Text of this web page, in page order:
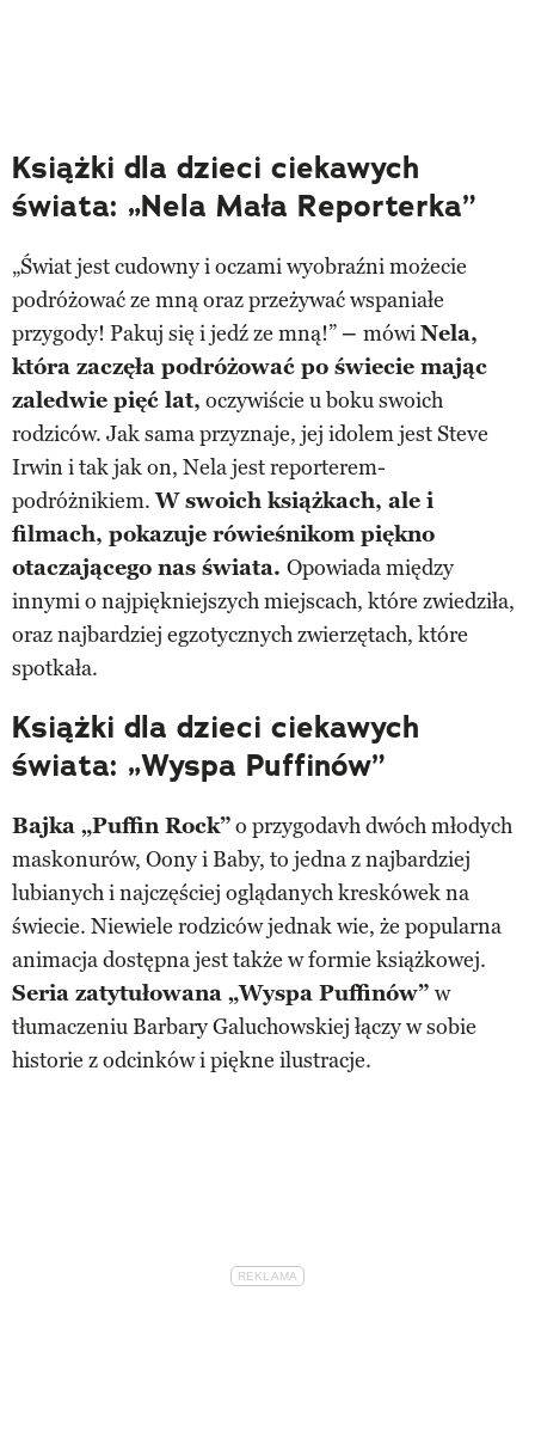
Książki dla dzieci ciekawych
świata: „Nela Mała Reporterka”
„Świat jest cudowny i oczami wyobraźni możecie
podróżować ze mną oraz przeżywać wspaniałe
przygody! Pakuj się i jedź ze mną!” – mówiNela,
która zaczęła podróżować po świecie mając
zaledwie pięć lat, oczywiście u boku swoich
rodziców. Jak sama przyznaje, jej idolem jest Steve
Irwin i tak jak on, Nela jest reporterem-
podróżnikiem.W swoich książkach, ale i
filmach, pokazuje rówieśnikom piękno
otaczającego nas świata. Opowiada między
innymi o najpiękniejszych miejscach, które zwiedziła,
oraz najbardziej egzotycznych zwierzętach, które
spotkała.
Książki dla dzieci ciekawych
świata: „Wyspa Puffinów”
Bajka „Puffin Rock”o przygodavh dwóch młodych
maskonurów, Oony i Baby, to jedna z najbardziej
lubianych i najczęściej oglądanych kreskówek na
świecie. Niewiele rodziców jednak wie, że popularna
animacja dostępna jest także w formie książkowej.
Seria zatytułowana „Wyspa Puffinów” w
tłumaczeniu Barbary Galuchowskiej łączy w sobie
historie z odcinków i piękne ilustracje.